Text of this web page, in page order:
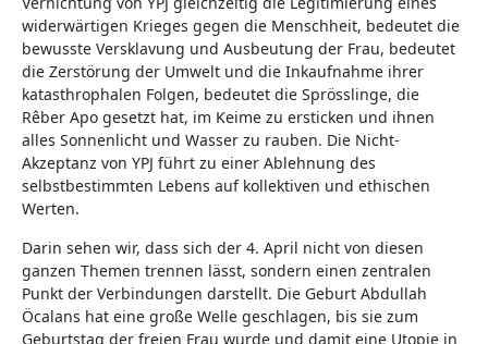
widerwärtigen Krieges gegen die Menschheit, bedeutet die
bewusste Versklavung und Ausbeutung der Frau, bedeutet
die Zerstörung der Umwelt und die Inkaufnahme ihrer
katasthrophalen Folgen, bedeutet die Sprösslinge, die
Rêber Apo gesetzt hat, im Keime zu ersticken und ihnen
alles Sonnenlicht und Wasser zu rauben. Die Nicht-
Akzeptanz von YPJ führt zu einer Ablehnung des
selbstbestimmten Lebens auf kollektiven und ethischen
Werten.
Darin sehen wir, dass sich der 4. April nicht von diesen
ganzen Themen trennen lässt, sondern einen zentralen
Punkt der Verbindungen darstellt. Die Geburt Abdullah
Öcalans hat eine große Welle geschlagen, bis sie zum
Geburtstag der freien Frau wurde und damit eine Utopie in